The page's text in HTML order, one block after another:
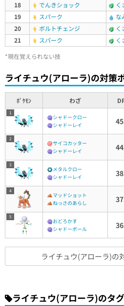
18
でんきショック く
19
スパーク な
20
ボルトチェンジ く
21
スパーク く
*現在覚えられない技
ライチュウ(アローラ)の対策
ﾎﾟｹﾓﾝ わざ
1
シャドークロー
シャドーレイ
2
サイコカッター
シャドーレイ
3
メタルクロー
シャドーレイ
4
マッドショット
ねっさのあらし
5
おどろかす
シャドーボール
ライチュウ(アローラ)の
ライチュウ(アローラ)のタグ